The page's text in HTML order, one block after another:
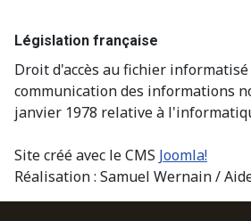
Législation française
Droit d'accès au fichier
communication des informations
janvier 1978 relative à
Site créé avec le CMS Joomla!
Réalisation : Samuel Wernain /